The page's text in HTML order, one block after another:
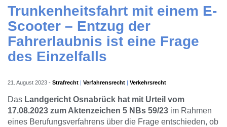
Trunkenheitsfahrt mit einem E-
Scooter – Entzug der
Fahrerlaubnis ist eine Frage
des Einzelfalls
21. August 2023 - Strafrecht Verfahrensrecht Verkehrsrecht
Das Landgericht Osnabrück hat mit Urteil vom
17.08.2023 zum Aktenzeichen 5 NBs 59/23 im Rahmen
eines Berufungsverfahrens über die Frage entschieden, ob